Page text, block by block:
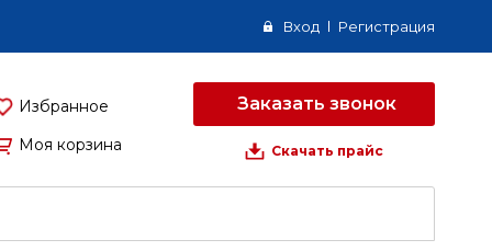
Вход Регистрация
Избранное
Моя корзина
Заказать звонок
Скачать прайс